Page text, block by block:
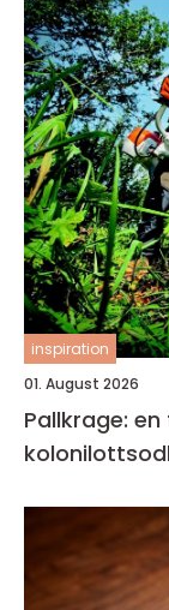
inspiration
01. August 2026
Pallkrage: